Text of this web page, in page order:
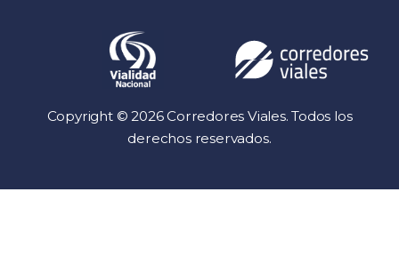
Copyright © 2026 Corredores Viales. Todos los
derechos reservados.